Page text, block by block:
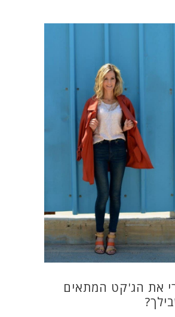
את הג'קט המתאים